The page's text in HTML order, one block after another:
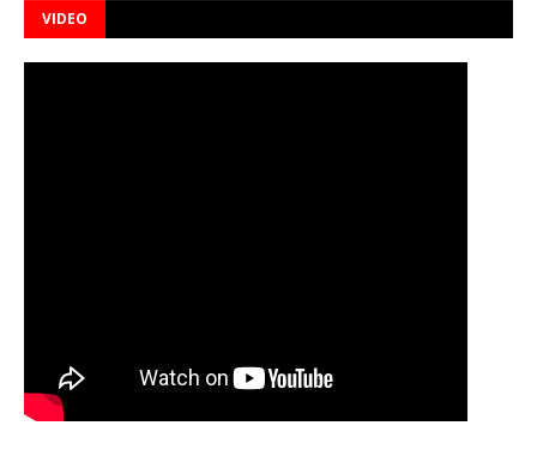
VIDEO